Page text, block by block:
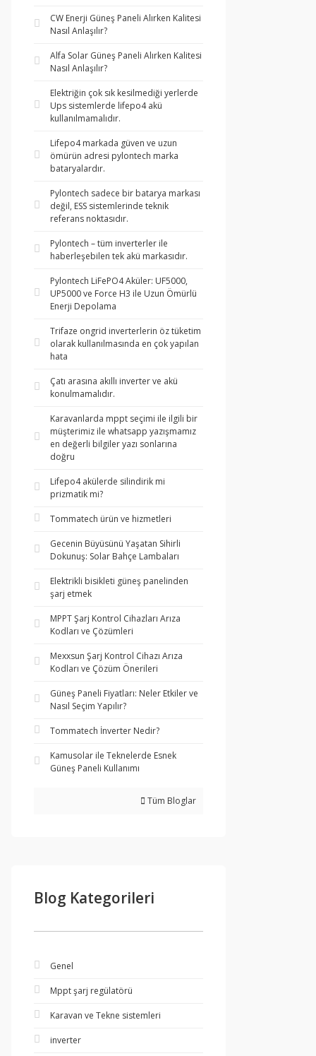
CW Enerji Güneş Paneli Alırken Kalitesi
Nasıl Anlaşılır?
Alfa Solar Güneş Paneli Alırken Kalitesi
Nasıl Anlaşılır?
Elektriğin çok sık kesilmediği yerlerde
Ups sistemlerde lifepo4 akü
kullanılmamalıdır.
Lifepo4 markada güven ve uzun
ömürün adresi pylontech marka
bataryalardır.
Pylontech sadece bir batarya markası
değil, ESS sistemlerinde teknik
referans noktasıdır.
Pylontech – tüm inverterler ile
haberleşebilen tek akü markasıdır.
Pylontech LiFePO4 Aküler: UF5000,
UP5000 ve Force H3 ile Uzun Ömürlü
Enerji Depolama
Trifaze ongrid inverterlerin öz tüketim
olarak kullanılmasında en çok yapılan
hata
Çatı arasına akıllı inverter ve akü
konulmamalıdır.
Karavanlarda mppt seçimi ile ilgili bir
müşterimiz ile whatsapp yazışmamız
en değerli bilgiler yazı sonlarına
doğru
Lifepo4 akülerde silindirik mi
prizmatik mi?
Tommatech ürün ve hizmetleri
Gecenin Büyüsünü Yaşatan Sihirli
Dokunuş: Solar Bahçe Lambaları
Elektrikli bisikleti güneş panelinden
şarj etmek
MPPT Şarj Kontrol Cihazları Arıza
Kodları ve Çözümleri
Mexxsun Şarj Kontrol Cihazı Arıza
Kodları ve Çözüm Önerileri
Güneş Paneli Fiyatları: Neler Etkiler ve
Nasıl Seçim Yapılır?
Tommatech İnverter Nedir?
Kamusolar ile Teknelerde Esnek
Güneş Paneli Kullanımı
Tüm Bloglar
Blog Kategorileri
Genel
Mppt şarj regülatörü
Karavan ve Tekne sistemleri
inverter